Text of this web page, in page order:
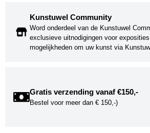
Kunstuwel Community
Word onderdeel van de Kunstuwel
exclusieve uitnodigingen voor
mogelijkheden om uw kunst via
Gratis verzending vanaf €150,-
Bestel voor meer dan € 150,-)